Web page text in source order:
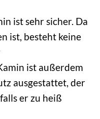
ist sehr sicher. Da
ist, besteht keine
ist außerdem
ausgestattet, der
er zu heiß